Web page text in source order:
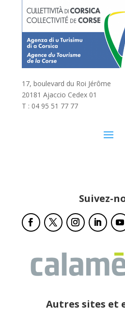
17, boulevard du Roi Jérôme
20181 Ajaccio Cedex 01
T : 04 95 51 77 77
Suivez-
Autres sites et